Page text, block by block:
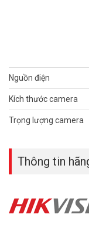
– Cảm biến 1/2.4″
– Chuẩn nén H.265 ,
– Độ nhạy sáng
– Độ phân giải tối
– Ống kính 2.8/4mm
– Tầm xa hồng
– Góc quay ngang 0°
– Hỗ trợ chế độ đèn
– Tính năng phát hiện
– Hỗ trợ thẻ nhớ tối
– Hỗ trợ tiêu chuân
– Kích thước: 163.9
– Trọng lượng: 620g
Nguồn điện
Kích thước camera
Trọng lượng camera
Thông tin